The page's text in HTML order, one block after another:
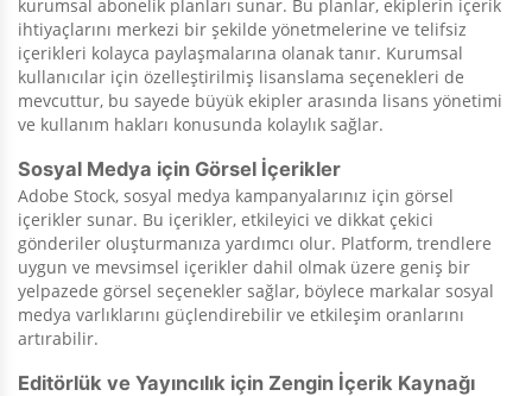
kurumsal abonelik planları sunar. Bu planlar, ekiplerin içerik
ihtiyaçlarını merkezi bir şekilde yönetmelerine ve telifsiz
içerikleri kolayca paylaşmalarına olanak tanır. Kurumsal
kullanıcılar için özelleştirilmiş lisanslama seçenekleri de
mevcuttur, bu sayede büyük ekipler arasında lisans yönetimi
ve kullanım hakları konusunda kolaylık sağlar.
Sosyal Medya için Görsel İçerikler
Adobe Stock, sosyal medya kampanyalarınız için görsel
içerikler sunar. Bu içerikler, etkileyici ve dikkat çekici
gönderiler oluşturmanıza yardımcı olur. Platform, trendlere
uygun ve mevsimsel içerikler dahil olmak üzere geniş bir
yelpazede görsel seçenekler sağlar, böylece markalar sosyal
medya varlıklarını güçlendirebilir ve etkileşim oranlarını
artırabilir.
Editörlük ve Yayıncılık için Zengin İçerik Kaynağı